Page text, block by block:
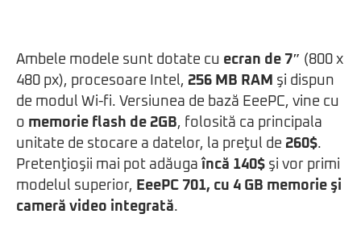
Ambele modele sunt dotate cu ecran de 7″ (800 x
480 px), procesoare Intel, 256 MB RAM şi dispun
de modul Wi-fi. Versiunea de bază EeePC, vine cu
o memorie flash de 2GB, folosită ca principala
unitate de stocare a datelor, la preţul de 260$.
Pretenţioşii mai pot adăuga încă 140$ şi vor primi
modelul superior, EeePC 701, cu 4 GB memorie şi
cameră video integrată.